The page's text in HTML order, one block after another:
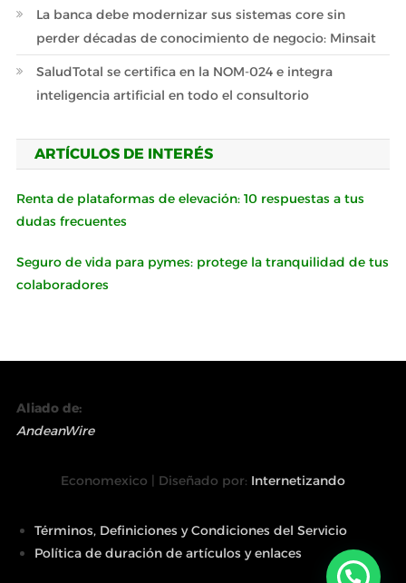
La banca debe modernizar sus sistemas core sin
perder décadas de conocimiento de negocio: Minsait
SaludTotal se certifica en la NOM-024 e integra
inteligencia artificial en todo el consultorio
ARTÍCULOS DE INTERÉS
Renta de plataformas de elevación: 10 respuestas a tus
dudas frecuentes
Seguro de vida para pymes: protege la tranquilidad de tus
colaboradores
Aliado de:
AndeanWire
Economexico | Diseñado por: Internetizando
Términos, Definiciones y Condiciones del Servicio
Política de duración de artículos y enlaces